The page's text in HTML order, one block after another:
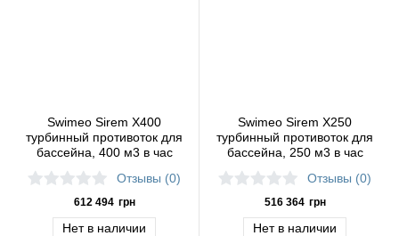
Swimeo Sirem X400
турбинный противоток для
бассейна, 400 м3 в час
Отзывы (0)
612 494 грн
Нет в наличии
Swimeo Sirem X250
турбинный противоток для
бассейна, 250 м3 в час
Отзывы (0)
516 364 грн
Нет в наличии